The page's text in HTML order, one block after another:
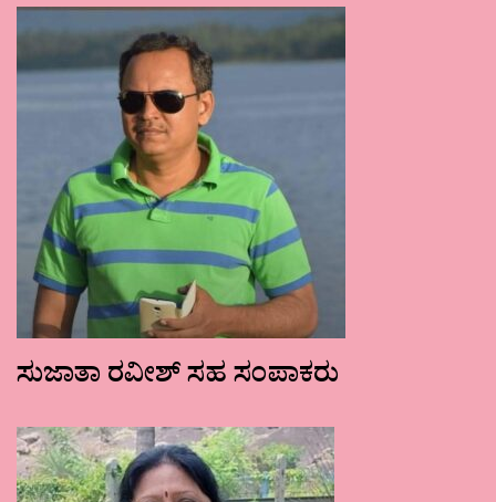
ಸುಜಾತಾ ರವೀಶ್ ಸಹ ಸಂಪಾಕರು